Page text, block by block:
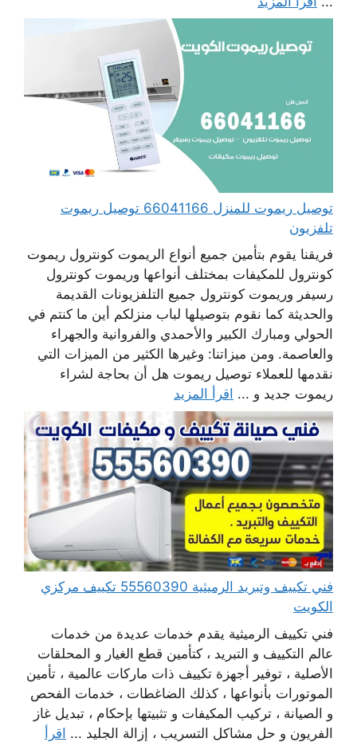
توصيل ريموت للمنزل 66041166 توصيل ريموت
تلفزيون
فريقنا يقوم بتأمين جميع أنواع الريموت كونترول ريموت
كونترول للمكيفات بمختلف أنواعها وريموت كونترول
رسيفر وريموت كونترول جميع التلفزيونات القديمة
والحديثة كما نقوم بتوصيلها لباب منزلكم أين ما كنتم في
الحولي ومبارك الكبير والأحمدي والفروانية والجهراء
والعاصمة. ومن ميزاتنا: وغيرها الكثير من الميزات التي
نقدمها للعملاء توصيل ريموت هل أن بحاجة لشراء
ريموت جديد و ... اقرأ المزيد
فني تكييف وتبريد الرميثية 55560390 تكييف مركزي
الكويت
فني تكييف الرميثية يقدم خدمات عديدة من خدمات
عالم التكييف و التبريد ، كتأمين قطع الغيار و المحلقات
الأصلية ، توفير أجهزة تكييف ذات ماركات عالمية ، تأمين
الموتورات بأنواعها ، كذلك الضاغطات ، خدمات الفحص
و الصيانة ، تركيب المكيفات و تثبيتها بإحكام ، تبديل غاز
الفريون و حل مشاكل التسريب ، إزالة الجليد ... اقرأ